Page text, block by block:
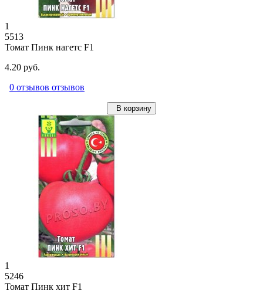
1
5513
Томат Пинк нагетс F1
4.20 руб.
0 отзывов отзывов
В корзину
1
5246
Томат Пинк хит F1